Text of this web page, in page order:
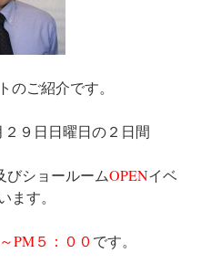
のご紹介です。
９日日曜日の２日間
びショールームOPENイベ
ます。
PM５：００です。